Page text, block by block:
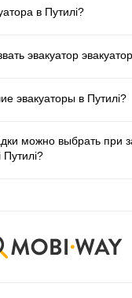
в Путилі?
эвакуатор
эвакуаторы в Путилі?
можно выбрать при
Путилі?